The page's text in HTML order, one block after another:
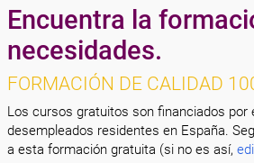
Encuentra la
necesidades.
FORMACIÓN DE CALIDAD
Los cursos gratuitos son financiados por
desempleados residentes en España.
a esta formación gratuita (si no es así,